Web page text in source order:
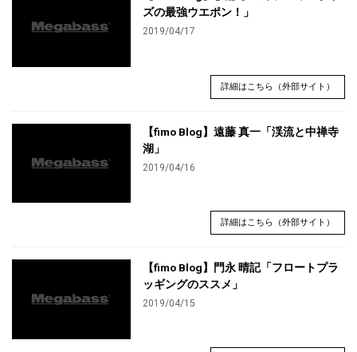
ズの最強ウエポン！」
2019/04/17
詳細はこちら（外部サイト）
【fimo Blog】遠藤 真一「渓流と中禅寺
湖」
2019/04/16
詳細はこちら（外部サイト）
【fimo Blog】門永 晴記「フロートプラ
ッギングのススメ」
2019/04/15